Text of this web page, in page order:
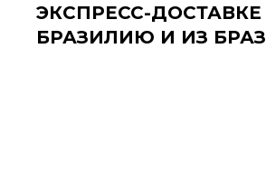
ЭКСПРЕСС-ДОСТАВКЕ
БРАЗИЛИЮ И ИЗ